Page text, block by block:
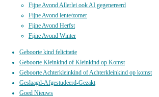
Fijne Avond Allerlei ook AI gegenereerd
Fijne Avond lente/zomer
Fijne Avond Herfst
Fijne Avond Winter
Geboorte kind felicitatie
Geboorte Kleinkind of Kleinkind op Komst
Geboorte Achterkleinkind of Achterkleinkind op komst
Geslaagd-Afgestudeerd-Gezakt
Goed Nieuws